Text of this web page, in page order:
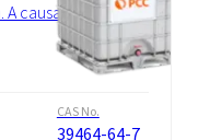
causa
CAS No.
39464-64-7